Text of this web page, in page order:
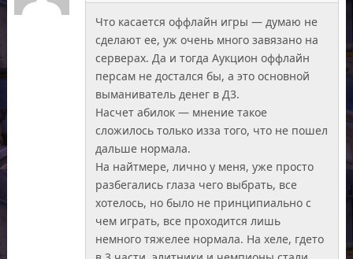
Что касается оффлайн игры — думаю не
сделают ее, уж очень много завязано на
серверах. Да и тогда Аукцион оффлайн
персам не достался бы, а это основной
выманиватель денег в Д3.
Насчет абилок — мнение такое
сложилось только изза того, что не пошел
дальше нормала.
На найтмере, лично у меня, уже просто
разбегались глаза чего выбрать, все
хотелось, но было не принципиально с
чем играть, все проходится лишь
немного тяжелее нормала. На хеле, гдето